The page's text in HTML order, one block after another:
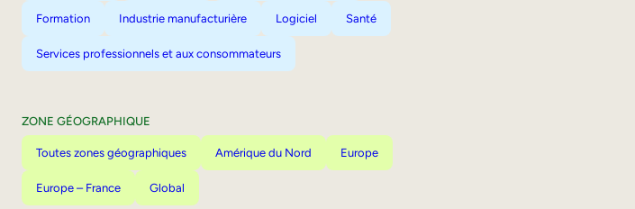
Formation Industrie manufacturière Logiciel Santé
Services professionnels et aux consommateurs
ZONE GÉOGRAPHIQUE
Toutes zones géographiques Amérique du Nord Europe
Europe – France Global